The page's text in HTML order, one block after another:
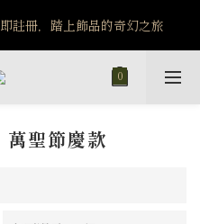
行系列商品享85折優惠
註冊，踏上飾品的奇幻之旅
行系列商品享85折優惠
萬聖節慶款